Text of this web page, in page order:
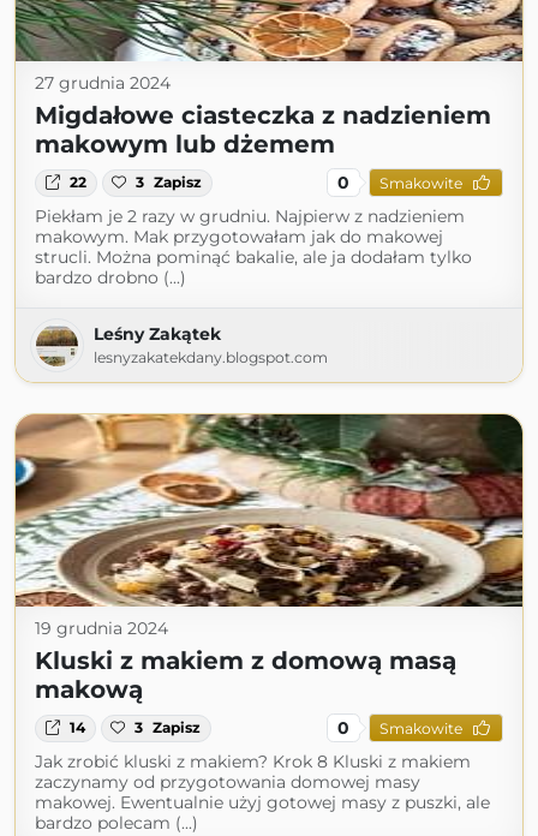
27 grudnia 2024
Migdałowe ciasteczka z nadzieniem
makowym lub dżemem
22 3 Zapisz 0 Smakowite
Piekłam je 2 razy w grudniu. Najpierw z nadzieniem
makowym. Mak przygotowałam jak do makowej
strucli. Można pominąć bakalie, ale ja dodałam tylko
bardzo drobno (...)
Leśny Zakątek
lesnyzakatekdany.blogspot.com
19 grudnia 2024
Kluski z makiem z domową masą
makową
14 3 Zapisz 0 Smakowite
Jak zrobić kluski z makiem? Krok 8 Kluski z makiem
zaczynamy od przygotowania domowej masy
makowej. Ewentualnie użyj gotowej masy z puszki, ale
bardzo polecam (...)